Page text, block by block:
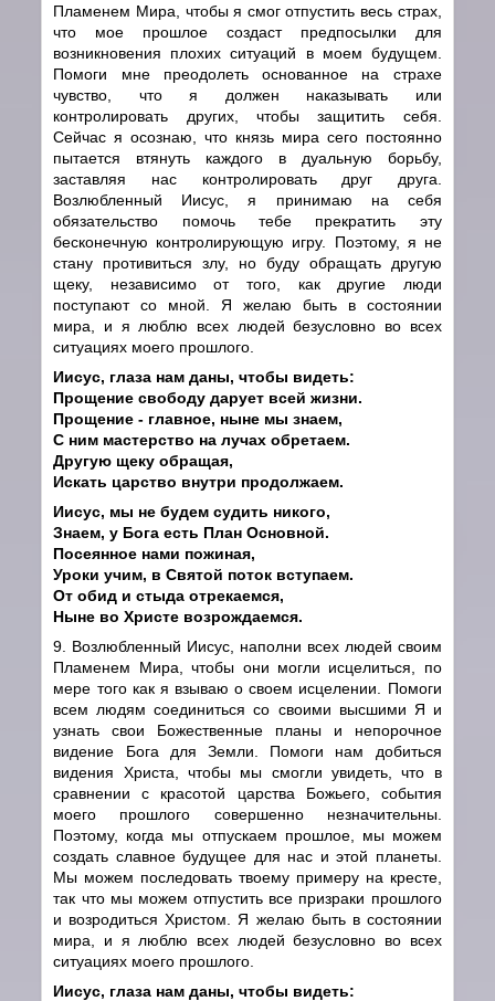
Пламенем Мира, чтобы я смог отпустить весь страх,
что мое прошлое создаст предпосылки для
возникновения плохих ситуаций в моем будущем.
Помоги мне преодолеть основанное на страхе
чувство, что я должен наказывать или
контролировать других, чтобы защитить себя.
Сейчас я осознаю, что князь мира сего постоянно
пытается втянуть каждого в дуальную борьбу,
заставляя нас контролировать друг друга.
Возлюбленный Иисус, я принимаю на себя
обязательство помочь тебе прекратить эту
бесконечную контролирующую игру. Поэтому, я не
стану противиться злу, но буду обращать другую
щеку, независимо от того, как другие люди
поступают со мной. Я желаю быть в состоянии
мира, и я люблю всех людей безусловно во всех
ситуациях моего прошлого.
Иисус, глаза нам даны, чтобы видеть:
Прощение свободу дарует всей жизни.
Прощение - главное, ныне мы знаем,
С ним мастерство на лучах обретаем.
Другую щеку обращая,
Искать царство внутри продолжаем.
Иисус, мы не будем судить никого,
Знаем, у Бога есть План Основной.
Посеянное нами пожиная,
Уроки учим, в Святой поток вступаем.
От обид и стыда отрекаемся,
Ныне во Христе возрождаемся.
9. Возлюбленный Иисус, наполни всех людей своим
Пламенем Мира, чтобы они могли исцелиться, по
мере того как я взываю о своем исцелении. Помоги
всем людям соединиться со своими высшими Я и
узнать свои Божественные планы и непорочное
видение Бога для Земли. Помоги нам добиться
видения Христа, чтобы мы смогли увидеть, что в
сравнении с красотой царства Божьего, события
моего прошлого совершенно незначительны.
Поэтому, когда мы отпускаем прошлое, мы можем
создать славное будущее для нас и этой планеты.
Мы можем последовать твоему примеру на кресте,
так что мы можем отпустить все призраки прошлого
и возродиться Христом. Я желаю быть в состоянии
мира, и я люблю всех людей безусловно во всех
ситуациях моего прошлого.
Иисус, глаза нам даны, чтобы видеть: